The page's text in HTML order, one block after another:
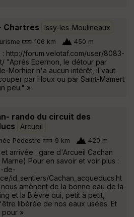
Chartres Issy-les-Moulineaux
106 km 450 m
: http://forum.velotaf.com/user/8083-
"Après Epernon, le détour par
Morhier n'a aucun intérêt, il vaut
par Houx ou par Saint-Mamert
peu." »
rando du circuit des
Arcueil
Pédestre 9 km 420 m
arrivée : gare d'Arcueil Cachan
Marne) Pour en savoir et voir plus :
de-
id_sentiers/Cachan_acqueducs.ht
amènent de la bonne eau de la
et la Bièvre qui, petit à petit,
libérée de nos eaux usées. Et
pour »